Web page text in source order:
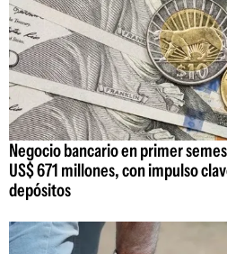
Negocio bancario en primer
US$ 671 millones, con impulso
depósitos